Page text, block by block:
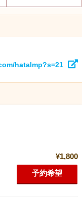
hatalmp?s=21
¥1,800
予約希望